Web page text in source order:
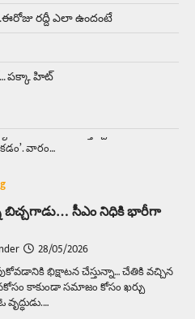
రద్దీ ఎలా ఉందంటే
పక్కా హిట్‌
సంఖ్యలో బీరు…
బట్టలు ఉతికితే…జైలుకే
వరకు అందరికీ గుర్తొచ్చే మొదటి పని
వారం…
బిచ్చగాడు… సీఎం నిధికి భారీగా
28/05/2026
భిక్షాటన చేస్తున్నా… చేతికి వచ్చిన
కాకుండా సమాజం కోసం ఖర్చు
వృద్ధుడు.…